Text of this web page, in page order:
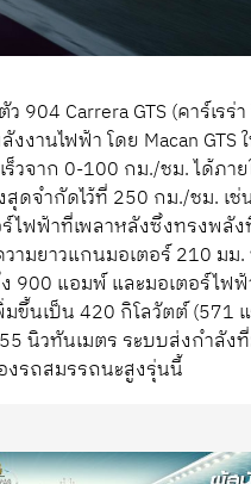
Carrera GTS (คาร์เรร่
านไฟฟ้า โดย Macan GTS
จาก 0-100 กม./ชม. ได้ภาย
ดจำกัดไว้ที่ 250 กม./ชม. เช่
ไฟฟ้าที่เพลาหลังซึ่งทรงพลั
มยาวแกนมอเตอร์ 210 มม.
แอมพ์ และมอเตอร์ไฟฟ้า
นเป็น 420 กิโลวัตต์ (571 แ
นิวทันเมตร ระบบส่งกำลั
งรถสมรรถนะสูงรุ่นนี้